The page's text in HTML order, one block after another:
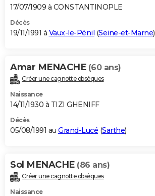
17/07/1909 à CONSTANTINOPLE
Décès
19/11/1991 à Vaux-le-Pénil (Seine-et-Marne)
Amar MENACHE (60 ans)
Créer une cagnotte obsèques
Naissance
14/11/1930 à TIZI GHENIFF
Décès
05/08/1991 au Grand-Lucé (Sarthe)
Sol MENACHE (86 ans)
Créer une cagnotte obsèques
Naissance